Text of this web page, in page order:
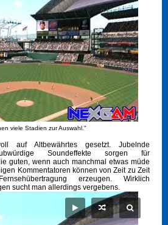
viele Stadien zur Auswahl."
auf Altbewährtes gesetzt. Jubelnde
Soundeffekte sorgen für
guten, wenn auch manchmal etwas müde
Kommentatoren können von Zeit zu Zeit
erzeugen. Wirklich
sucht man allerdings vergebens.